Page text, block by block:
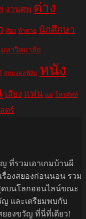
งานศพ ต่าง
ท้อง ท้าทาย นักศึกษา
มหาวิทยาลัย
สหมงคลฟิล์ม หนัง
เสียง แฟน แม่ โทรศัพท์
ตร์
ที่รวมเอาเกมบ้านผี
รื่องสยองก่อนนอน รวม
ดบนโลกออนไลน์ขณะ
และเตรียมพบกับ
ยองขวัญ ที่นี่ที่เดียว!